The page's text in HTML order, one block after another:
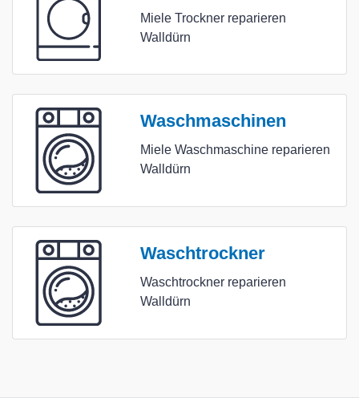
Miele Trockner reparieren
Walldürn
Waschmaschinen
Miele Waschmaschine reparieren
Walldürn
Waschtrockner
Waschtrockner reparieren
Walldürn